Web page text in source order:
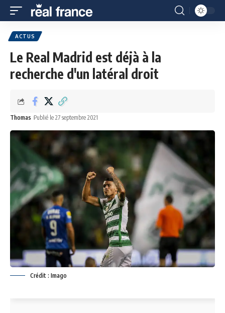
ACTUS
Le Real Madrid est déjà à la
recherche d'un latéral droit
Thomas Publié le 27 septembre 2021
Crédit : Imago